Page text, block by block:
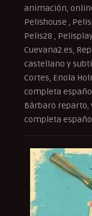
animación,
Pelishouse ,
Pelis28 ,
Cuevana2.es,
castellano y
Cortes, Enola
completa
Bárbaro reparto,
completa